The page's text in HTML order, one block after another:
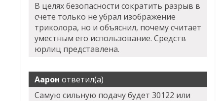
В целях безопасности сократить разрыв в
счете только не убрал изображение
триколора, но и объяснил, почему считает
уместным его использование. Средств
юрлиц представлена.
Аарон ответил(а)
Самую сильную подачу будет 30122 или